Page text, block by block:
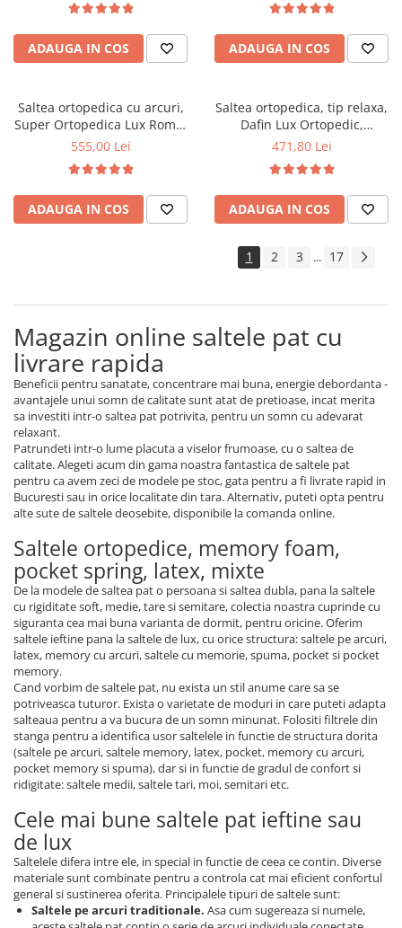
fata vara-iarna, sistem
aerisire cu butoni, Saltex
ADAUGA IN COS
vara-iarna, sistem aerisire
perimetral, Saltex
ADAUGA IN COS
Saltea ortopedica cu arcuri,
Super Ortopedica Lux Roma,
90x200x23cm, fermitate tare,
vara-iarna, sistem aerisire
perimetral, Saltex
555,00 Lei
ADAUGA IN COS
Saltea ortopedica, tip relaxa,
Dafin Lux Ortopedic,
120x200x21cm, fermitate
Bonell, fata vara-iarna, sistem
de aerisire cu butoni, Salt
Confort
471,80 Lei
ADAUGA IN COS
1 2 3 ... 17
Magazin online saltele pat cu
livrare rapida
Beneficii pentru sanatate, concentrare mai buna, energie debordanta -
avantajele unui somn de calitate sunt atat de pretioase, incat merita
sa investiti intr-o saltea pat potrivita, pentru un somn cu adevarat
relaxant.
Patrundeti intr-o lume placuta a viselor frumoase, cu o saltea de
calitate. Alegeti acum din gama noastra fantastica de saltele pat
pentru ca avem zeci de modele pe stoc, gata pentru a fi livrate rapid in
Bucuresti sau in orice localitate din tara. Alternativ, puteti opta pentru
alte sute de saltele deosebite, disponibile la comanda online.
Saltele ortopedice, memory foam,
pocket spring, latex, mixte
De la modele de saltea pat o persoana si saltea dubla, pana la saltele
cu rigiditate soft, medie, tare si semitare, colectia noastra cuprinde cu
siguranta cea mai buna varianta de dormit, pentru oricine. Oferim
saltele ieftine pana la saltele de lux, cu orice structura: saltele pe arcuri,
latex, memory cu arcuri, saltele cu memorie, spuma, pocket si pocket
memory.
Cand vorbim de saltele pat, nu exista un stil anume care sa se
potriveasca tuturor. Exista o varietate de moduri in care puteti adapta
salteaua pentru a va bucura de un somn minunat. Folositi filtrele din
stanga pentru a identifica usor saltelele in functie de structura dorita
(saltele pe arcuri, saltele memory, latex, pocket, memory cu arcuri,
pocket memory si spuma), dar si in functie de gradul de confort si
ridigitate: saltele medii, saltele tari, moi, semitari etc.
Cele mai bune saltele pat ieftine sau
de lux
Saltelele difera intre ele, in special in functie de ceea ce contin. Diverse
materiale sunt combinate pentru a controla cat mai eficient confortul
general si sustinerea oferita. Principalele tipuri de saltele sunt:
Saltele pe arcuri traditionale. Asa cum sugereaza si numele,